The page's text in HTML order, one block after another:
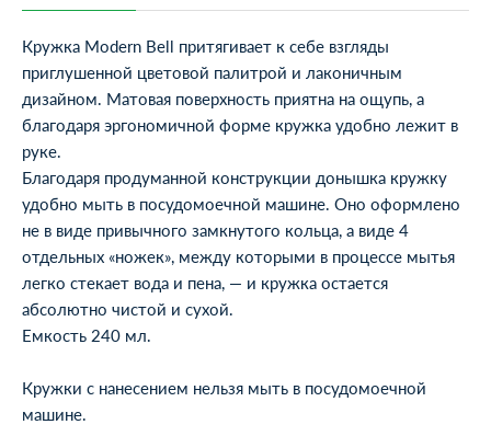
Кружка Modern Bell притягивает к себе взгляды
приглушенной цветовой палитрой и лаконичным
дизайном. Матовая поверхность приятна на ощупь, а
благодаря эргономичной форме кружка удобно лежит в
руке.
Благодаря продуманной конструкции донышка кружку
удобно мыть в посудомоечной машине. Оно оформлено
не в виде привычного замкнутого кольца, а виде 4
отдельных «ножек», между которыми в процессе мытья
легко стекает вода и пена, — и кружка остается
абсолютно чистой и сухой.
Емкость 240 мл.
Кружки с нанесением нельзя мыть в посудомоечной
машине.